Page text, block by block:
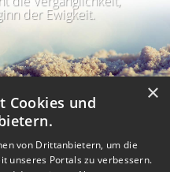
der Ewigkeit.
×
Cookies und
von Drittanbietern, um die
unseres Portals zu verbessern.